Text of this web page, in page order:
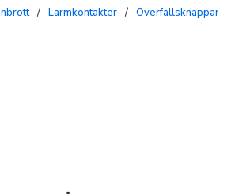
Inbrott / Larmkontakter / Överfallsknappar